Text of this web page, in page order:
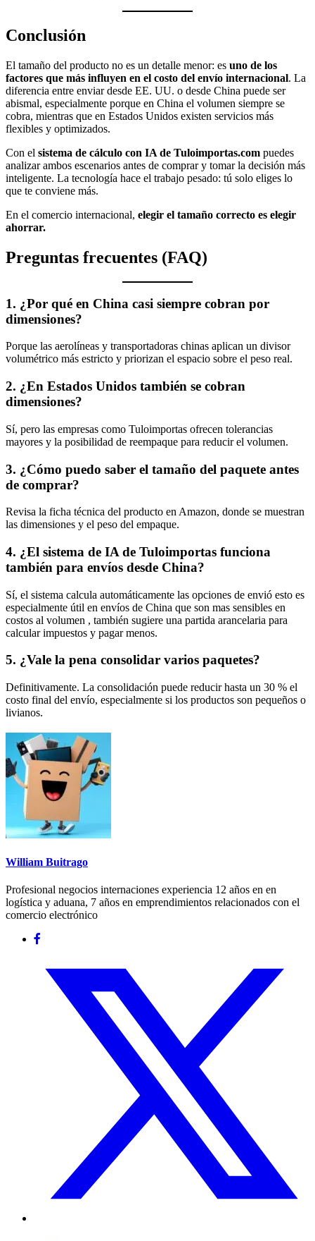
Conclusión
El tamaño del producto no es un detalle menor: es uno de los
factores que más influyen en el costo del envío internacional. La
diferencia entre enviar desde EE. UU. o desde China puede ser
abismal, especialmente porque en China el volumen siempre se
cobra, mientras que en Estados Unidos existen servicios más
flexibles y optimizados.
Con el sistema de cálculo con IA de Tuloimportas.com puedes
analizar ambos escenarios antes de comprar y tomar la decisión más
inteligente. La tecnología hace el trabajo pesado: tú solo eliges lo
que te conviene más.
En el comercio internacional, elegir el tamaño correcto es elegir
ahorrar.
Preguntas frecuentes (FAQ)
1. ¿Por qué en China casi siempre cobran por
dimensiones?
Porque las aerolíneas y transportadoras chinas aplican un divisor
volumétrico más estricto y priorizan el espacio sobre el peso real.
2. ¿En Estados Unidos también se cobran
dimensiones?
Sí, pero las empresas como Tuloimportas ofrecen tolerancias
mayores y la posibilidad de reempaque para reducir el volumen.
3. ¿Cómo puedo saber el tamaño del paquete antes
de comprar?
Revisa la ficha técnica del producto en Amazon, donde se muestran
las dimensiones y el peso del empaque.
4. ¿El sistema de IA de Tuloimportas funciona
también para envíos desde China?
Sí, el sistema calcula automáticamente las opciones de envió esto es
especialmente útil en envíos de China que son mas sensibles en
costos al volumen , también sugiere una partida arancelaria para
calcular impuestos y pagar menos.
5. ¿Vale la pena consolidar varios paquetes?
Definitivamente. La consolidación puede reducir hasta un 30 % el
costo final del envío, especialmente si los productos son pequeños o
livianos.
William Buitrago
Profesional negocios internaciones experiencia 12 años en en
logística y aduana, 7 años en emprendimientos relacionados con el
comercio electrónico